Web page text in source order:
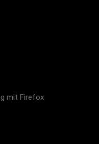
mit Firefox